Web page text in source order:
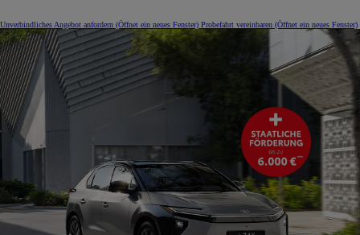
Unverbindliches Angebot anfordern (Öffnet ein neues Fenster) Probefahrt vereinbaren (Öffnet ein neues Fenster)